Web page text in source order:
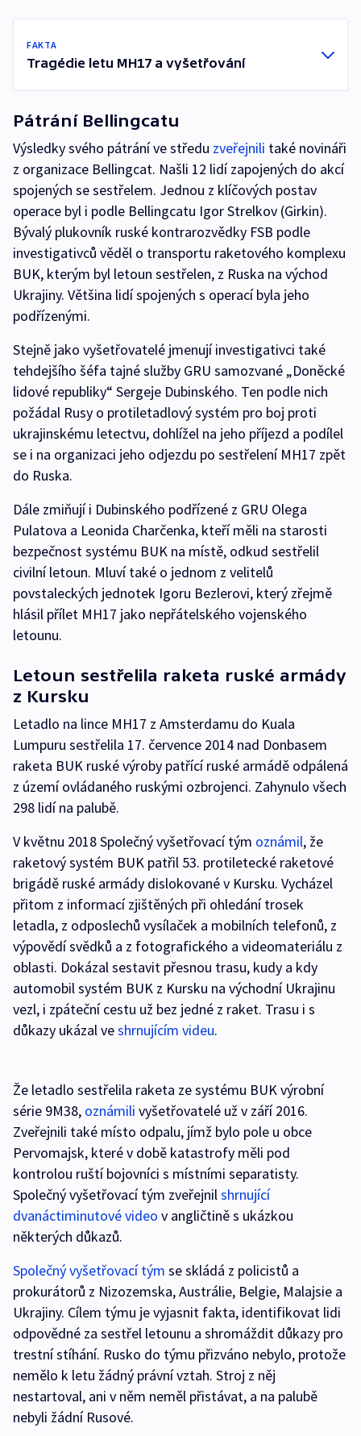
FAKTA
Tragédie letu MH17 a vyšetřování
Pátrání Bellingcatu
Výsledky svého pátrání ve středu zveřejnili také novináři
z organizace Bellingcat. Našli 12 lidí zapojených do akcí
spojených se sestřelem. Jednou z klíčových postav
operace byl i podle Bellingcatu Igor Strelkov (Girkin).
Bývalý plukovník ruské kontrarozvědky FSB podle
investigativců věděl o transportu raketového komplexu
BUK, kterým byl letoun sestřelen, z Ruska na východ
Ukrajiny. Většina lidí spojených s operací byla jeho
podřízenými.
Stejně jako vyšetřovatelé jmenují investigativci také
tehdejšího šéfa tajné služby GRU samozvané „Doněcké
lidové republiky“ Sergeje Dubinského. Ten podle nich
požádal Rusy o protiletadlový systém pro boj proti
ukrajinskému letectvu, dohlížel na jeho příjezd a podílel
se i na organizaci jeho odjezdu po sestřelení MH17 zpět
do Ruska.
Dále zmiňují i Dubinského podřízené z GRU Olega
Pulatova a Leonida Charčenka, kteří měli na starosti
bezpečnost systému BUK na místě, odkud sestřelil
civilní letoun. Mluví také o jednom z velitelů
povstaleckých jednotek Igoru Bezlerovi, který zřejmě
hlásil přílet MH17 jako nepřátelského vojenského
letounu.
Letoun sestřelila raketa ruské armády
z Kursku
Letadlo na lince MH17 z Amsterdamu do Kuala
Lumpuru sestřelila 17. července 2014 nad Donbasem
raketa BUK ruské výroby patřící ruské armádě odpálená
z území ovládaného ruskými ozbrojenci. Zahynulo všech
298 lidí na palubě.
V květnu 2018 Společný vyšetřovací tým oznámil, že
raketový systém BUK patřil 53. protiletecké raketové
brigádě ruské armády dislokované v Kursku. Vycházel
přitom z informací zjištěných při ohledání trosek
letadla, z odposlechů vysílaček a mobilních telefonů, z
výpovědí svědků a z fotografického a videomateriálu z
oblasti. Dokázal sestavit přesnou trasu, kudy a kdy
automobil systém BUK z Kursku na východní Ukrajinu
vezl, i zpáteční cestu už bez jedné z raket. Trasu i s
důkazy ukázal veshrnujícím videu.
Že letadlo sestřelila raketa ze systému BUK výrobní
série 9M38, oznámili vyšetřovatelé už v září 2016.
Zveřejnili také místo odpalu, jímž bylo pole u obce
Pervomajsk, které v době katastrofy měli pod
kontrolou ruští bojovníci s místními separatisty.
Společný vyšetřovací tým zveřejnilshrnující
dvanáctiminutové video v angličtině s ukázkou
některých důkazů.
Společný vyšetřovací tým se skládá z policistů a
prokurátorů z Nizozemska, Austrálie, Belgie, Malajsie a
Ukrajiny. Cílem týmu je vyjasnit fakta, identifikovat lidi
odpovědné za sestřel letounu a shromáždit důkazy pro
trestní stíhání. Rusko do týmu přizváno nebylo, protože
nemělo k letu žádný právní vztah. Stroj z něj
nestartoval, ani v něm neměl přistávat, a na palubě
nebyli žádní Rusové.